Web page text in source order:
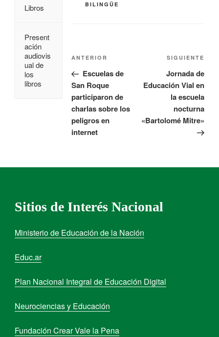
BILINGÜE
ANTERIOR
Escuelas de
San Roque
participaron de
charlas sobre los
peligros en
internet
SIGUIENTE
Jornada de
Educación Vial en
la escuela
nocturna
«Bartolomé Mitre»
Libros
Present
ación
audiovis
ual de
los
libros
Sitios de Interés Nacional
Ministerio de Educación de la Nación
Educ.ar
Plan Nacional Integral de Educación Digital
Neurociencias y Educación
Fundación Crear Vale la Pena